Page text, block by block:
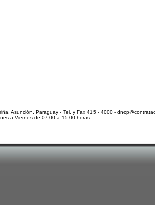
Asunción, Paraguay - Tel. y Fax 415 - 4000 -
a Viernes de 07:00 a 15:00 horas